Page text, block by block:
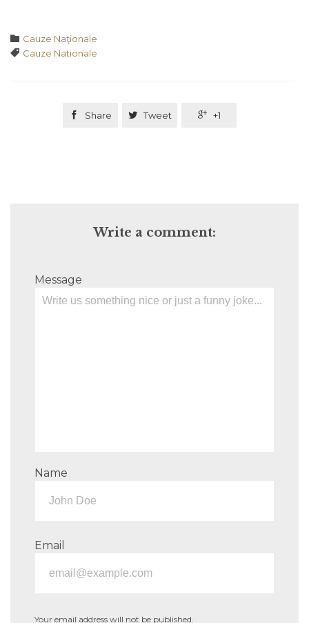
 Category
Cauze Naţionale
 Tags
Cauze Nationale
 Share  Tweet  +1
Write a comment:
Message
Name
Email
Your email address will not be published.